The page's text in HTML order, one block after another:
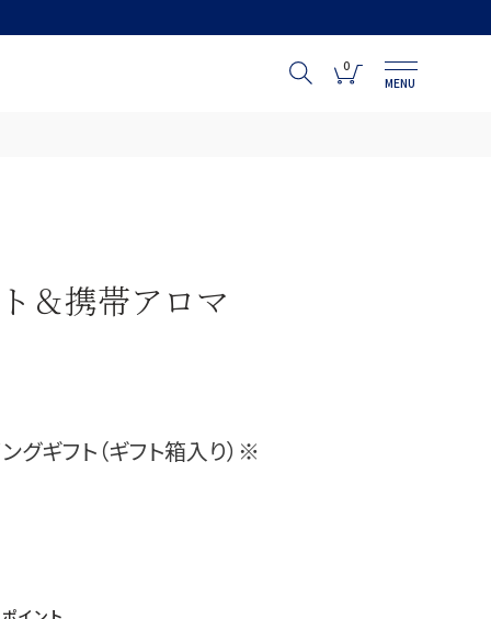
0
MENU
＆携帯アロマ
グギフト（ギフト箱入り）※